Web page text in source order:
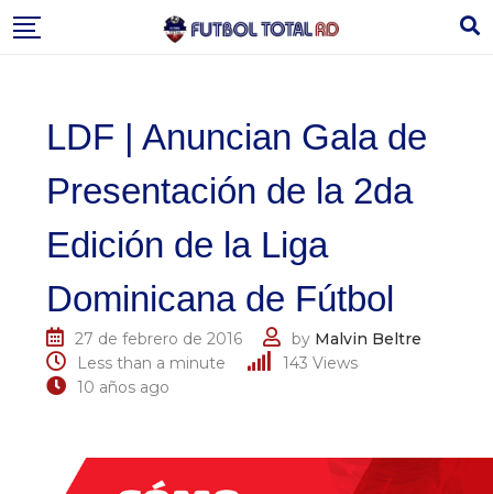
to
LDF | Anuncian Gala de
Presentación de la 2da
Edición de la Liga
Dominicana de Fútbol
27 de febrero de 2016 by Malvin Beltre
Less than a minute
143 Views
10 años ago